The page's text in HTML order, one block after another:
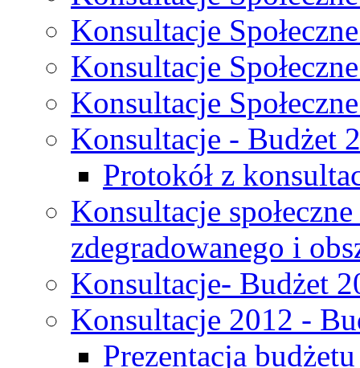
Konsultacje
Konsultacje
Konsultacje
Konsultacje - Budżet
Protokół z
Konsultacje
zdegradowanego i
Konsultacje- Budżet
Konsultacje 2012 -
Prezentacja budżetu